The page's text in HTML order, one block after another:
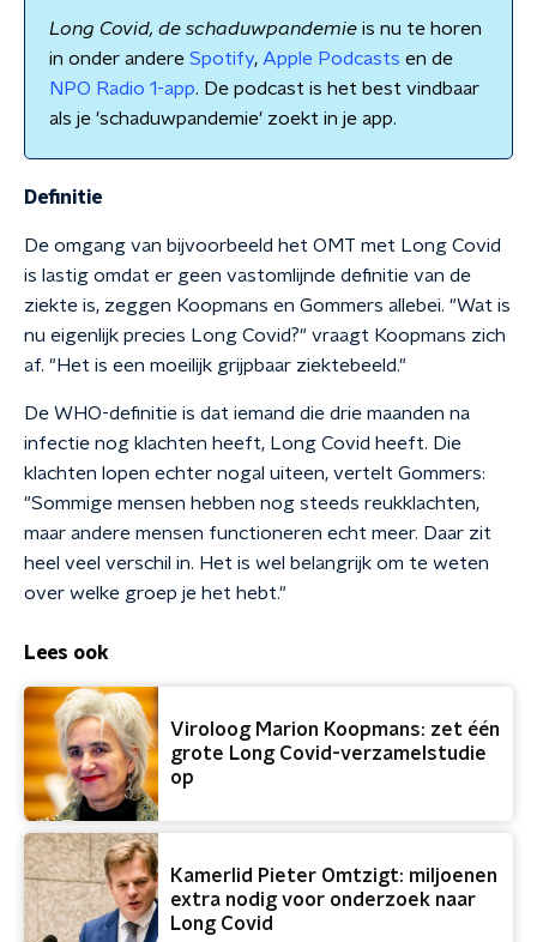
Long Covid, de schaduwpandemie is nu te horen
in onder andere Spotify, Apple Podcasts en de
NPO Radio 1-app. De podcast is het best vindbaar
als je 'schaduwpandemie' zoekt in je app.
Definitie
De omgang van bijvoorbeeld het OMT met Long Covid
is lastig omdat er geen vastomlijnde definitie van de
ziekte is, zeggen Koopmans en Gommers allebei. "Wat is
nu eigenlijk precies Long Covid?" vraagt Koopmans zich
af. "Het is een moeilijk grijpbaar ziektebeeld."
De WHO-definitie is dat iemand die drie maanden na
infectie nog klachten heeft, Long Covid heeft. Die
klachten lopen echter nogal uiteen, vertelt Gommers:
"Sommige mensen hebben nog steeds reukklachten,
maar andere mensen functioneren echt meer. Daar zit
heel veel verschil in. Het is wel belangrijk om te weten
over welke groep je het hebt."
Lees ook
Viroloog Marion Koopmans: zet één
grote Long Covid-verzamelstudie
op
Kamerlid Pieter Omtzigt: miljoenen
extra nodig voor onderzoek naar
Long Covid